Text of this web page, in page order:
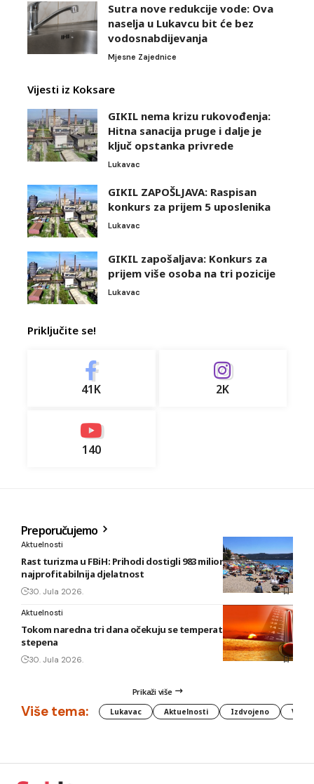
Sutra nove redukcije vode: Ova
naselja u Lukavcu bit će bez
vodosnabdijevanja
Mjesne Zajednice
Vijesti iz Koksare
GIKIL nema krizu rukovođenja:
Hitna sanacija pruge i dalje je
ključ opstanka privrede
Lukavac
GIKIL ZAPOŠLJAVA: Raspisan
konkurs za prijem 5 uposlenika
Lukavac
GIKIL zapošaljava: Konkurs za
prijem više osoba na tri pozicije
Lukavac
Priključite se!
41K 2K
140
Preporučujemo
Aktuelnosti
Rast turizma u FBiH: Prihodi dostigli 983 miliona KM, smještaj
najprofitabilnija djelatnost
30. Jula 2026.
Aktuelnosti
Tokom naredna tri dana očekuju se temperature do 42
stepena
30. Jula 2026.
Prikaži više
Više tema: Lukavac Aktuelnosti Izdvojeno